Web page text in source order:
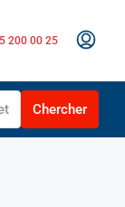
200 00 25
Chercher